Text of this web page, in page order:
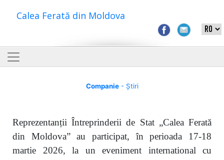
Calea Ferată din Moldova
Companie- Știri
Reprezentanții Întreprinderii de Stat „Calea Ferată
din Moldova” au participat, în perioada 17-18
martie 2026, la un eveniment international cu